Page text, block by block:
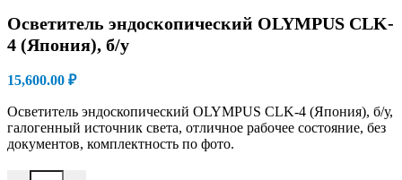
Осветитель эндоскопический OLYMPUS CLK-
4 (Япония), б/у
15,600.00 ₽
Осветитель эндоскопический OLYMPUS CLK-4 (Япония), б/у,
галогенный источник света, отличное рабочее состояние, без
документов, комплектность по фото.